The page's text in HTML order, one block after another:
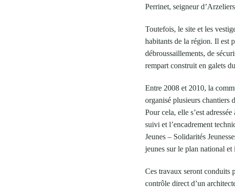
Perrinet, seigneur
Toutefois, le site et les
habitants de la région. Il est
débroussaillements, de
rempart construit en galets
Entre 2008 et 2010, la
organisé plusieurs chantiers
Pour cela, elle s’est
suivi et l’encadrement
Jeunes – Solidarités
jeunes sur le plan national et
Ces travaux seront conduits
contrôle direct d’un